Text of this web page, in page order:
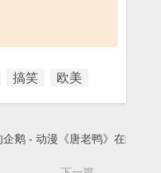
搞笑 欧美
鹅 - 动漫《唐老鸭》在线观